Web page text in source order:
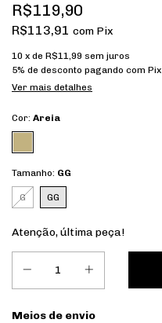
R$119,90
R$113,91 com Pix
10 x de R$11,99 sem juros
5% de desconto pagando com Pix
Ver mais detalhes
Cor: Areia
Tamanho: GG
G GG
Atenção, última peça!
Entregas para o CEP:
Meios de envio